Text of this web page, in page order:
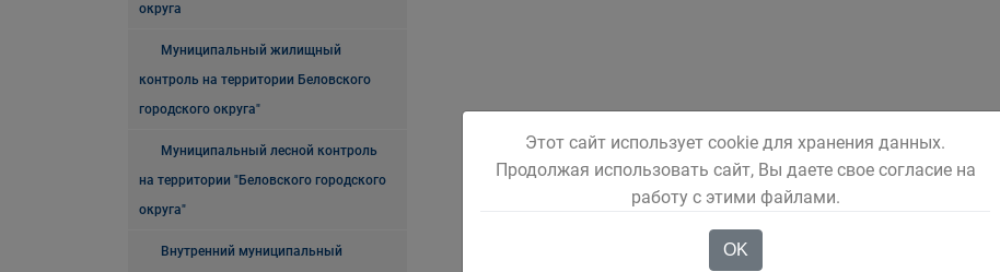
округа
Муниципальный жилищный
контроль на территории Беловского
городского округа"
Муниципальный лесной контроль
на территории "Беловского городского
округа"
Внутренний муниципальный
Этот сайт использует cookie для хранения данных.
Продолжая использовать сайт, Вы даете свое согласие на
работу с этими файлами.
OK